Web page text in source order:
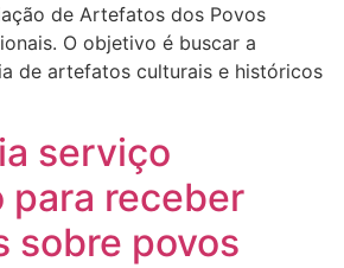
de Artefatos dos Povos
O objetivo é buscar a
de artefatos culturais e históricos
serviço
receber
sobre povos